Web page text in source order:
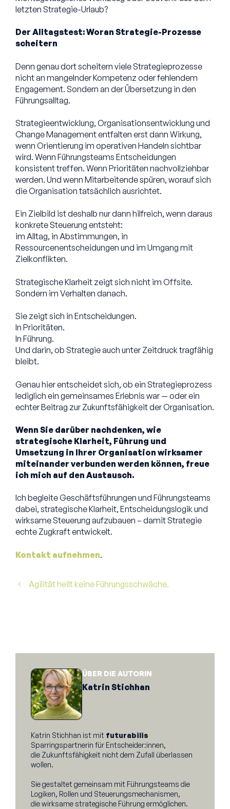
letzten Strategie-Urlaub?
Der Alltagstest: Woran Strategie-Prozesse
scheitern
Denn genau dort scheitern viele Strategieprozesse
nicht an mangelnder Kompetenz oder fehlendem
Engagement. Sondern an der Übersetzung in den
Führungsalltag.
Strategieentwicklung, Organisationsentwicklung und
Change Management entfalten erst dann Wirkung,
wenn Orientierung im operativen Handeln sichtbar
wird. Wenn Führungsteams Entscheidungen
konsistent treffen. Wenn Prioritäten nachvollziehbar
werden. Und wenn Mitarbeitende spüren, worauf sich
die Organisation tatsächlich ausrichtet.
Ein Zielbild ist deshalb nur dann hilfreich, wenn daraus
konkrete Steuerung entsteht:
im Alltag, in Abstimmungen, in
Ressourcenentscheidungen und im Umgang mit
Zielkonflikten.
Strategische Klarheit zeigt sich nicht im Offsite.
Sondern im Verhalten danach.
Sie zeigt sich in Entscheidungen.
In Prioritäten.
In Führung.
Und darin, ob Strategie auch unter Zeitdruck tragfähig
bleibt.
Genau hier entscheidet sich, ob ein Strategieprozess
lediglich ein gemeinsames Erlebnis war — oder ein
echter Beitrag zur Zukunftsfähigkeit der Organisation.
Wenn Sie darüber nachdenken, wie
strategische Klarheit, Führung und
Umsetzung in Ihrer Organisation wirksamer
miteinander verbunden werden können, freue
ich mich auf den Austausch.
Ich begleite Geschäftsführungen und Führungsteams
dabei, strategische Klarheit, Entscheidungslogik und
wirksame Steuerung aufzubauen – damit Strategie
echte Zugkraft entwickelt.
Kontakt aufnehmen.
Agilität heilt keine Führungsschwäche.
ÜBER DIE AUTORIN
Katrin Stichhan
Katrin Stichhan ist mit futurabilis
Sparringspartnerin für Entscheider:innen,
die Zukunftsfähigkeit nicht dem Zufall überlassen
wollen.
Sie gestaltet gemeinsam mit Führungsteams die
Logiken, Rollen und Steuerungsmechanismen,
die wirksame strategische Führung ermöglichen.